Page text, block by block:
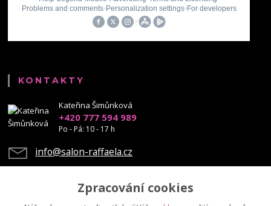
KONTAKTY
Kateřina Šimůnková
+420 777 594 989
Po - Pá: 10 - 17 h
info@salon-raffaela.cz
Zpracování cookies